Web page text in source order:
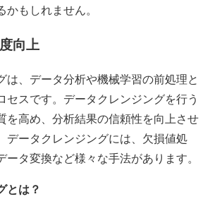
もしれません。
向上
は、データ分析や機械学習の前処理と
セスです。データクレンジングを行う
を高め、分析結果の信頼性を向上させ
データクレンジングには、欠損値処
タ変換など様々な手法があります。
とは？